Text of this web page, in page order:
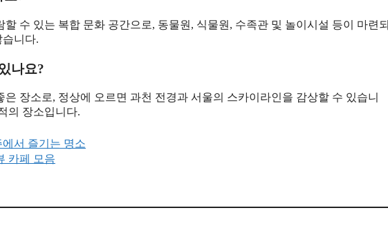
수 있는 복합 문화 공간으로, 동물원, 식물원, 수족관 및 놀이시설 등이 마련되
니다.
나요?
장소로, 정상에 오르면 과천 전경과 서울의 스카이라인을 감상할 수 있습니
의 장소입니다.
서 즐기는 명소
카페 모음